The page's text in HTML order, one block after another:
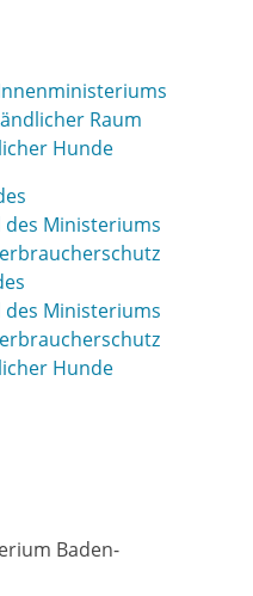
Raum
Hunde
Ministeriums
Ministeriums
Hunde
Baden-